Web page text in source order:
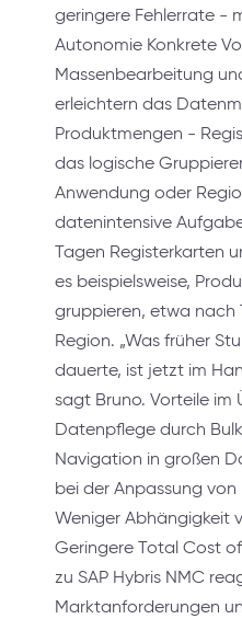
geringere Fehlerrate -
Autonomie Konkrete
Massenbearbeitung
erleichtern das
Produktmengen -
das logische
Anwendung oder
datenintensive
Tagen Registerkarten
es beispielsweise,
gruppieren, etwa nach
Region. „Was früher
dauerte, ist jetzt im
sagt Bruno. Vorteile im
Datenpflege durch
Navigation in großen
bei der Anpassung
Weniger Abhängigkeit
Geringere Total Cost
zu SAP Hybris NMC
Marktanforderungen